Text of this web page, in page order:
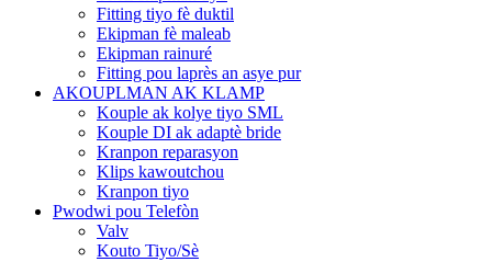
Fitting tiyo fè duktil
Ekipman fè maleab
Ekipman rainuré
Fitting pou laprès an asye pur
AKOUPLMAN AK KLAMP
Kouple ak kolye tiyo SML
Kouple DI ak adaptè bride
Kranpon reparasyon
Klips kawoutchou
Kranpon tiyo
Pwodwi pou Telefòn
Valv
Kouto Tiyo/Sè